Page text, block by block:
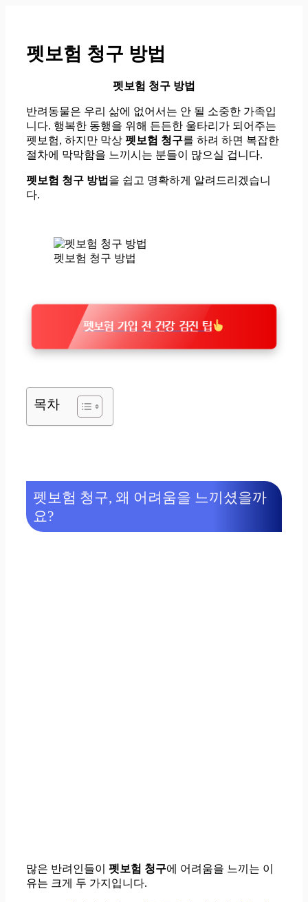
펫보험 청구 방법
펫보험 청구 방법
반려동물은 우리 삶에 없어서는 안 될 소중한 가족입
니다. 행복한 동행을 위해 든든한 울타리가 되어주는
펫보험, 하지만 막상 펫보험 청구를 하려 하면 복잡한
절차에 막막함을 느끼시는 분들이 많으실 겁니다.
펫보험 청구 방법 을 쉽고 명확하게 알려드리겠습니
다.
펫보험 청구 방법
펫보험 가입 전 건강 검진 팁
목차
펫보험 청구, 왜 어려움을 느끼셨을까
요?
많은 반려인들이 펫보험 청구에 어려움을 느끼는 이
유는 크게 두 가지입니다.